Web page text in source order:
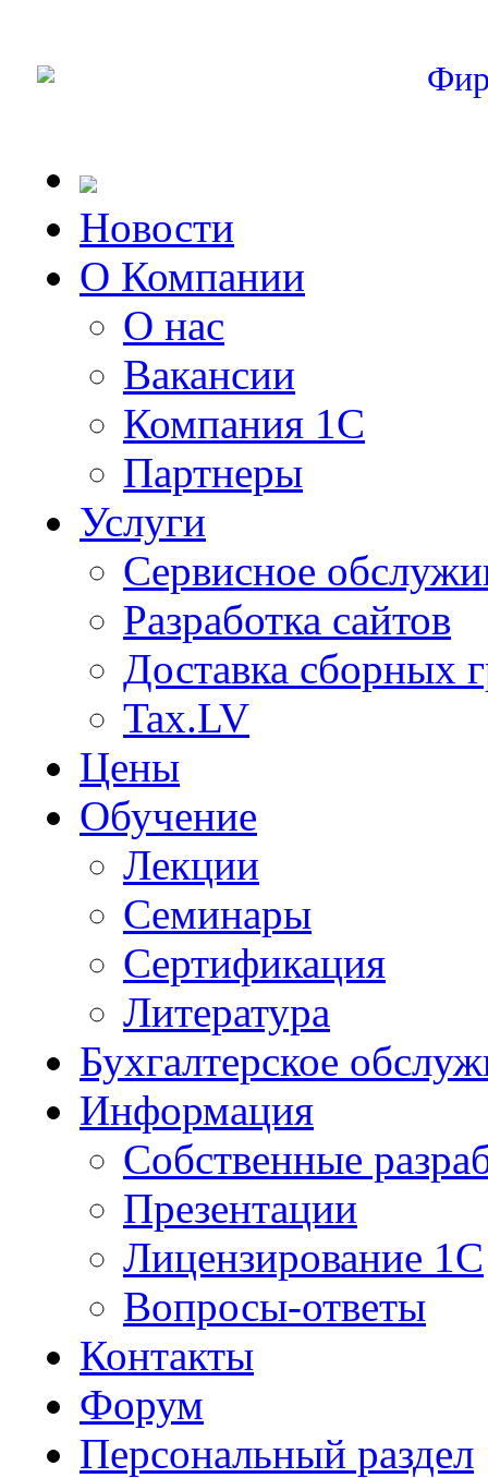
Новости
О Компании
О нас
Вакансии
Компания 1С
Партнеры
Услуги
Сервисное
Разработка сайтов
Доставка сборных
Tax.LV
Цены
Обучение
Лекции
Семинары
Сертификация
Литература
Бухгалтерское
Информация
Собственные
Презентации
Лицензирование 1С
Вопросы-ответы
Контакты
Форум
Персональный раздел